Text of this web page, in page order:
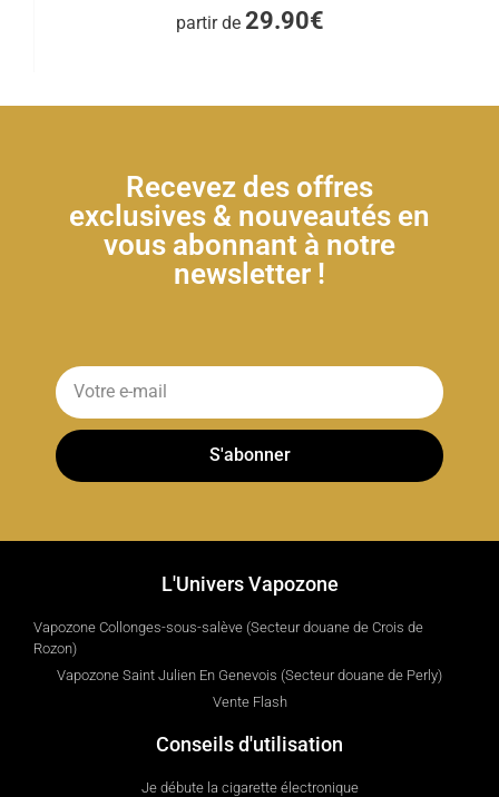
partir de 29.90€
Recevez des offres
exclusives & nouveautés en
vous abonnant à notre
newsletter !
S'abonner
L'Univers Vapozone
Vapozone Collonges-sous-salève (Secteur douane de Crois de
Rozon)
Vapozone Saint Julien En Genevois (Secteur douane de Perly)
Vente Flash
Conseils d'utilisation
Je débute la cigarette électronique